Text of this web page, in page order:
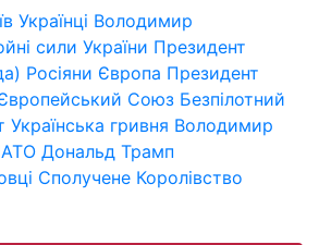
Українці Володимир
сили України Президент
Росіяни Європа Президент
Союз Безпілотний
Українська гривня Володимир
Дональд Трамп
Сполучене Королівство